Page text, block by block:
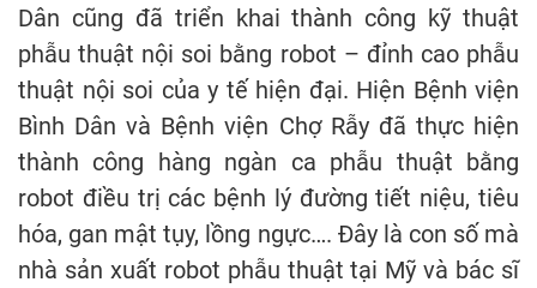
Dân cũng đã triển khai thành công kỹ thuật
phẫu thuật nội soi bằng robot – đỉnh cao phẫu
thuật nội soi của y tế hiện đại. Hiện Bệnh viện
Bình Dân và Bệnh viện Chợ Rẫy đã thực hiện
thành công hàng ngàn ca phẫu thuật bằng
robot điều trị các bệnh lý đường tiết niệu, tiêu
hóa, gan mật tụy, lồng ngực…. Đây là con số mà
nhà sản xuất robot phẫu thuật tại Mỹ và bác sĩ